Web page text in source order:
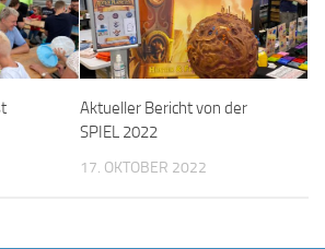
Aktueller Bericht von der
SPIEL 2022
17. OKTOBER 2022